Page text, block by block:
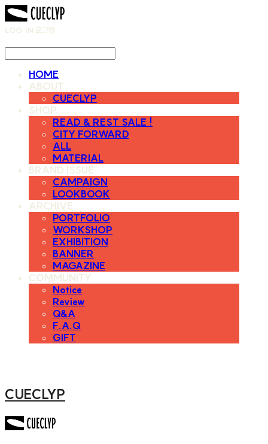
LOG IN 로그인
HOME
ABOUT
CUECLYP
SHOP
READ & REST SALE !
CITY FORWARD
ALL
MATERIAL
BRAND ISSUE
CAMPAIGN
LOOKBOOK
ARCHIVE
PORTFOLIO
WORKSHOP
EXHIBITION
BANNER
MAGAZINE
COMMUNITY
Notice
Review
Q&A
F.A.Q
GIFT
CUECLYP